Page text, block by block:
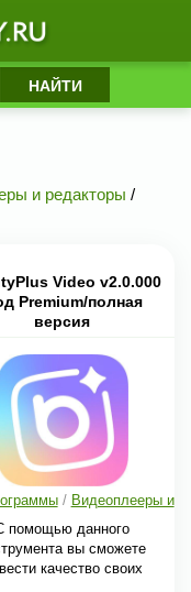
и редакторы /
Video v2.0.000
Premium/полная
версия
/ Видеоплееры и
помощью данного
вы сможете
качество своих